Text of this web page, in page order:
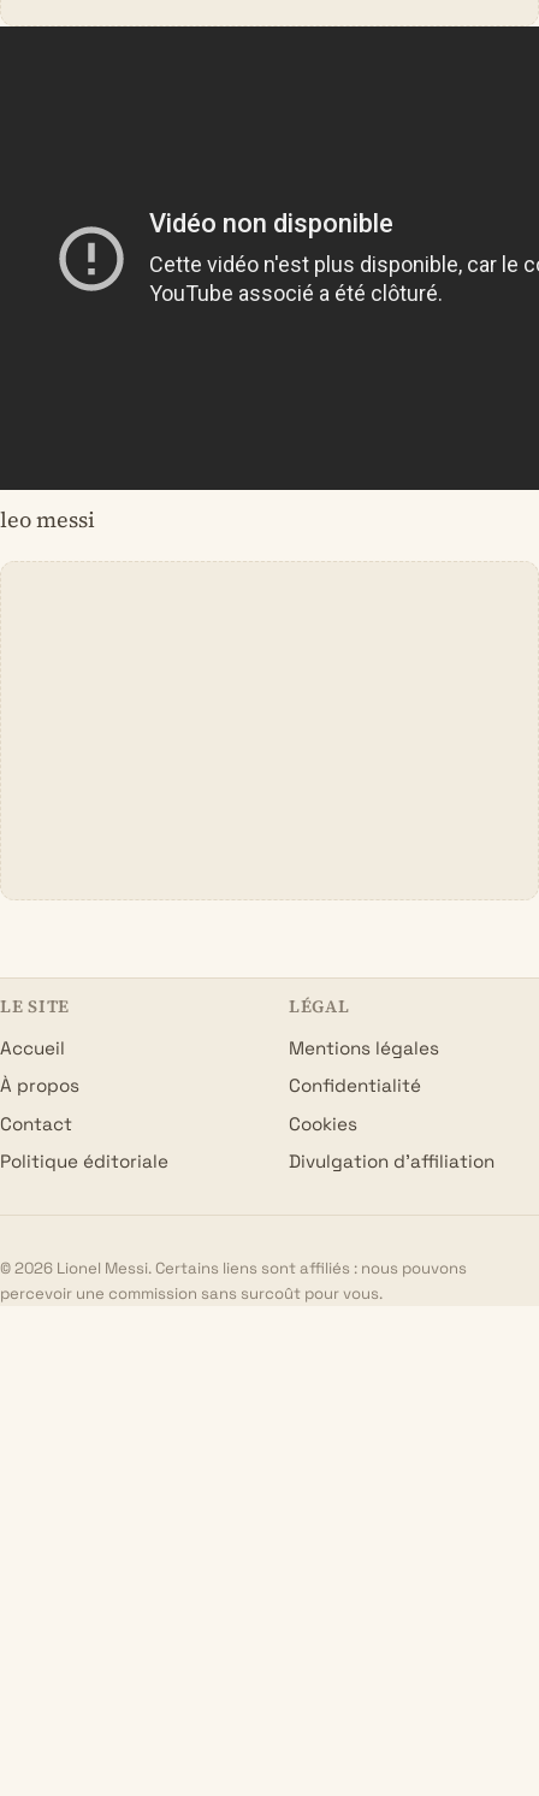
leo messi
LE SITE
Accueil
À propos
Contact
Politique éditoriale
LÉGAL
Mentions légales
Confidentialité
Cookies
Divulgation d’affiliation
© 2026 Lionel Messi. Certains liens sont affiliés : nous pouvons
percevoir une commission sans surcoût pour vous.